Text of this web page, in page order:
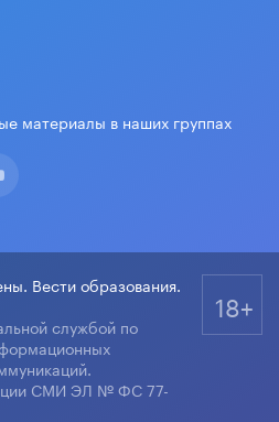
материалы в наших группах
Вести образования.
службой по
СМИ ЭЛ № ФС 77-
18+